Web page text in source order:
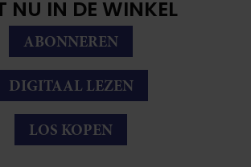
NU IN DE WINKEL
ABONNEREN
DIGITAAL LEZEN
LOS KOPEN